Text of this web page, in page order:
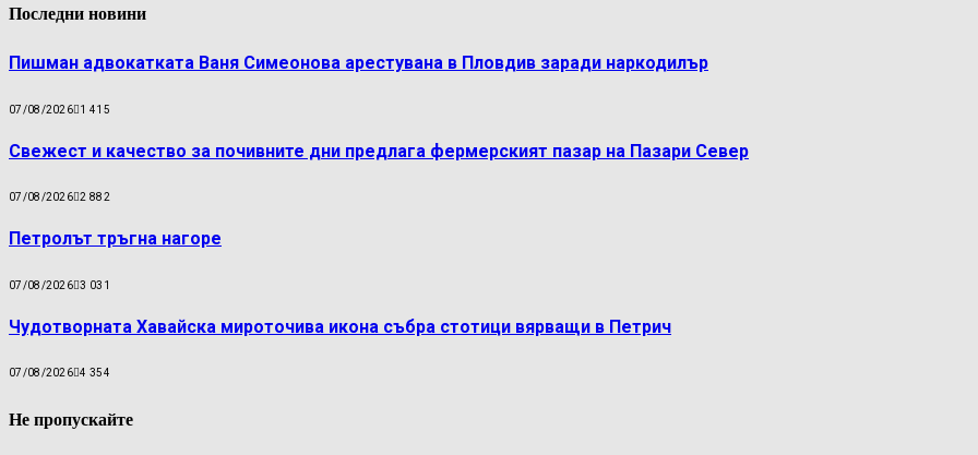
Последни новини
Пишман адвокатката Ваня Симеонова арестувана в Пловдив заради наркодилър
07/08/2026 1 415
Свежест и качество за почивните дни предлага фермерският пазар на Пазари Север
07/08/2026 2 882
Петролът тръгна нагоре
07/08/2026 3 031
Чудотворната Хавайска мироточива икона събра стотици вярващи в Петрич
07/08/2026 4 354
Не пропускайте